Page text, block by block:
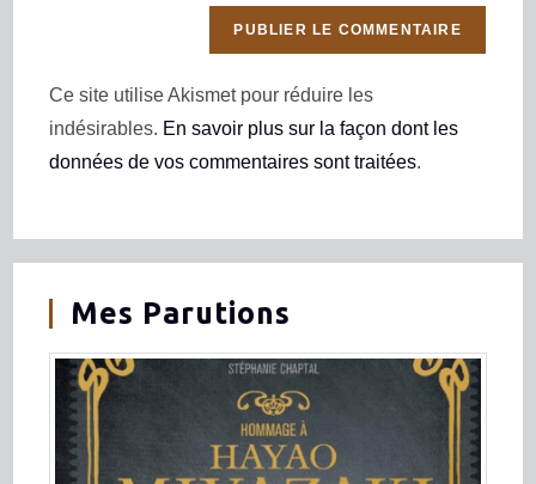
Ce site utilise Akismet pour réduire les
indésirables. En savoir plus sur la façon dont les
données de vos commentaires sont traitées.
Mes Parutions